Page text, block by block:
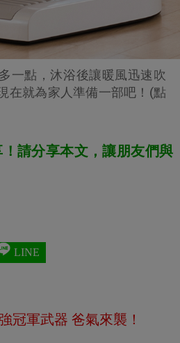
一點，沐浴後讓暖風迅速吹
在就為家人準備一部吧！(點
請分享本文，讓朋友們與
LINE
冠軍武器 爸氣來襲！